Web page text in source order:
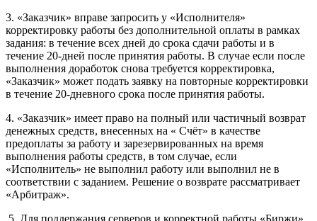
3. «Заказчик» вправе запросить у «Исполнителя»
корректировку работы без дополнительной оплаты в рамках
задания: в течение всех дней до срока сдачи работы и в
течение 20-дней после принятия работы. В случае если после
выполнения доработок снова требуется корректировка,
«Заказчик» может подать заявку на повторные корректировки
в течение 20-дневного срока после принятия работы.
4. «Заказчик» имеет право на полный или частичный возврат
денежных средств, внесенных на « Счёт» в качестве
предоплаты за работу и зарезервированных на время
выполнения работы средств, в том случае, если
«Исполнитель» не выполнил работу или выполнил не в
соответствии с заданием. Решение о возврате рассматривает
«Арбитраж».
5. Для поддержания серверов и корректной работы «Биржи»,